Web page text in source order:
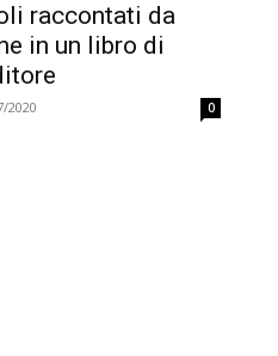
raccontati da
in un libro di
2020 0